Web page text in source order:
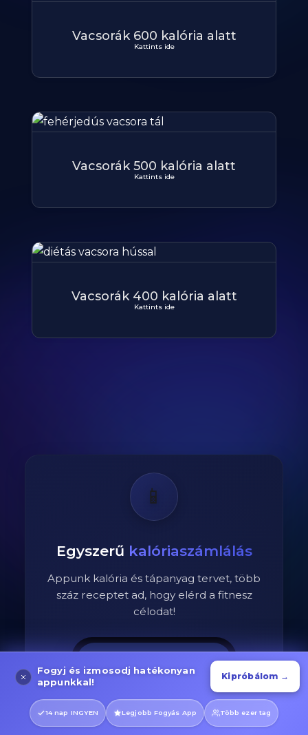
Vacsorák 600 kalória alatt
Kattints ide
Vacsorák 500 kalória alatt
Kattints ide
Vacsorák 400 kalória alatt
Kattints ide
📱
Egyszerű kalóriaszámlálás
Appunk kalória és tápanyag tervet, több
száz receptet ad, hogy elérd a fitnesz
célodat!
Ma
🥗
Cézár saláta
320 kcal
Fogyj és izmosodj hatékonyan
appunkkal!
Kipróbálom →
14 nap INGYEN Legjobb Fogyás App Több ezer tag